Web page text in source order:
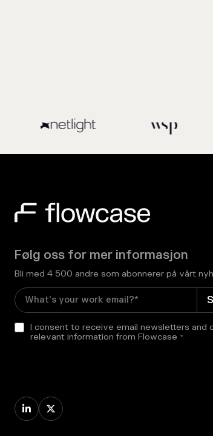
Følg oss for mer informasjon
Bli med 4 500 andre som abonnerer på vårt
I consent to receive email newsletters and
relevant information from Flowcase *
 